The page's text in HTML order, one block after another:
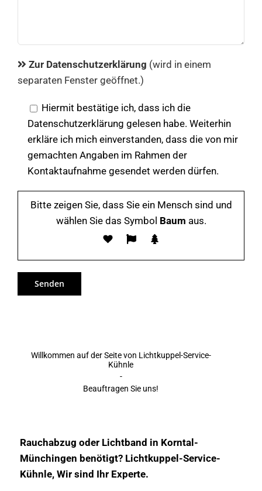
Zur Datenschutzerklärung (wird in einem
separaten Fenster geöffnet.)
Hiermit bestätige ich, dass ich die
Datenschutzerklärung gelesen habe. Weiterhin
erkläre ich mich einverstanden, dass die von mir
gemachten Angaben im Rahmen der
Kontaktaufnahme gesendet werden dürfen.
Bitte zeigen Sie, dass Sie ein Mensch sind und
wählen Sie das Symbol Baum aus.
Willkommen auf der Seite von Lichtkuppel-Service-
Kühnle
-
Beauftragen Sie uns!
Rauchabzug oder Lichtband in Korntal-
Münchingen benötigt? Lichtkuppel-Service-
Kühnle, Wir sind Ihr Experte.